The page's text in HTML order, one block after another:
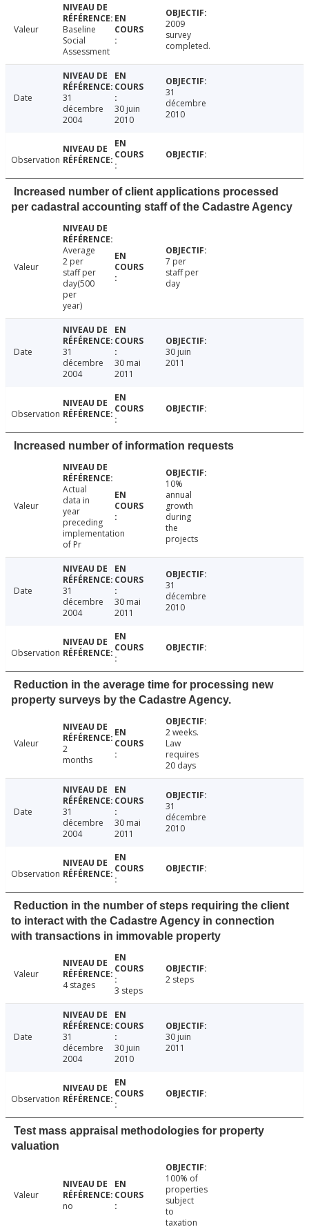
Valeur
Baseline
Social
Assessment
2009
survey
completed.
Date
31
décembre
2004
30 juin
2010
31
décembre
2010
Observation
Increased number of client applications processed
per cadastral accounting staff of the Cadastre Agency
Valeur
Average
2 per
staff per
day(500
per
year)
7 per
staff per
day
Date
31
décembre
2004
30 mai
2011
30 juin
2011
Observation
Increased number of information requests
Valeur
Actual
data in
year
preceding
implementation
of Pr
10%
annual
growth
during
the
projects
Date
31
décembre
2004
30 mai
2011
31
décembre
2010
Observation
Reduction in the average time for processing new
property surveys by the Cadastre Agency.
Valeur
2
months
2 weeks.
Law
requires
20 days
Date
31
décembre
2004
30 mai
2011
31
décembre
2010
Observation
Reduction in the number of steps requiring the client
to interact with the Cadastre Agency in connection
with transactions in immovable property
Valeur
4 stages
3 steps
2 steps
Date
31
décembre
2004
30 juin
2010
30 juin
2011
Observation
Test mass appraisal methodologies for property
valuation
Valeur
no
100% of
properties
subject
to
taxation